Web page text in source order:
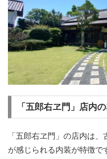
「五郎右ヱ門」店内
「五郎右ヱ門」の店内は
が感じられる内装が特徴で